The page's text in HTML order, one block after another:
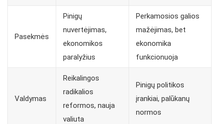
Pasekmės
Pinigų
nuvertėjimas,
ekonomikos
paralyžius
Perkamosios galios
mažėjimas, bet
ekonomika
funkcionuoja
Valdymas
Reikalingos
radikalios
reformos, nauja
valiuta
Pinigų politikos
įrankiai, palūkanų
normos